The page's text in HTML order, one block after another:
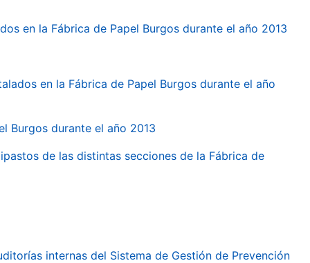
en la Fábrica de Papel Burgos durante el año 2013
en la Fábrica de Papel Burgos durante el año
Burgos durante el año 2013
de las distintas secciones de la Fábrica de
internas del Sistema de Gestión de Prevención